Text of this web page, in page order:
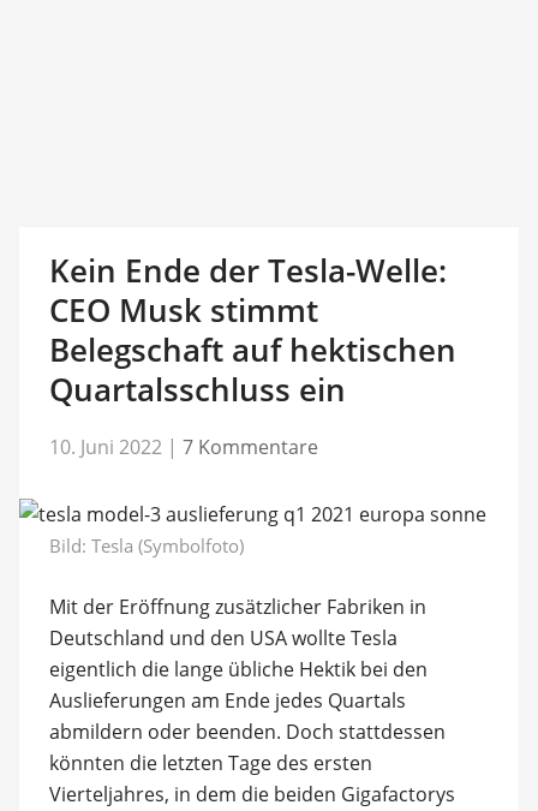
Kein Ende der Tesla-Welle:
CEO Musk stimmt
Belegschaft auf hektischen
Quartalsschluss ein
10. Juni 2022 | 7 Kommentare
Bild: Tesla (Symbolfoto)
Mit der Eröffnung zusätzlicher Fabriken in
Deutschland und den USA wollte Tesla
eigentlich die lange übliche Hektik bei den
Auslieferungen am Ende jedes Quartals
abmildern oder beenden. Doch stattdessen
könnten die letzten Tage des ersten
Vierteljahres, in dem die beiden Gigafactorys